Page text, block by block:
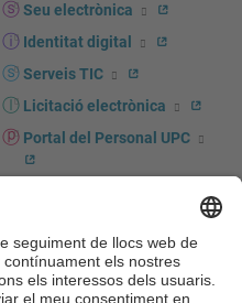
Seu electrònica
Identitat digital
Serveis TIC
Licitació electrònica
Portal del Personal UPC
UPCshop, marxandatge
Sala de premsa